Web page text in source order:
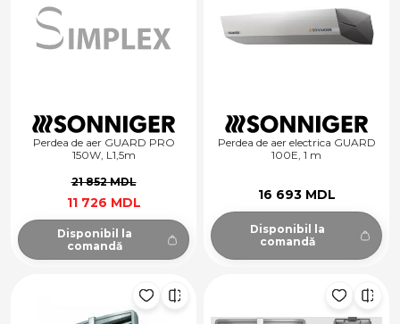
Perdea de aer GUARD PRO
150W, L1,5m
21 852 MDL
11 726 MDL
Disponibil la
comandă
Perdea de aer electrica GUARD
100E, 1 m
16 693 MDL
Disponibil la
comandă